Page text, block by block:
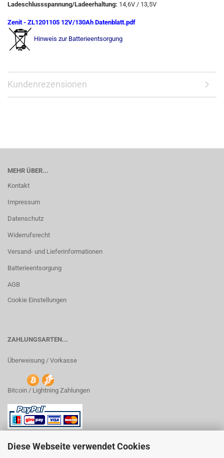
Diese Webseite verwendet Cookies
Ladeschlussspannung/Ladeerhaltung: 14,6V / 13,5V
Zenit - ZL1201105 12V/130Ah Datenblatt.pdf
Hinweis zur Batterieentsorgung
Kundenrezensionen
MEHR ÜBER...
Kontakt
Impressum
Datenschutz
Widerrufsrecht
Versand- und Lieferinformationen
Batterieentsorgung
AGB
Cookie Einstellungen
ZAHLUNGSARTEN...
Überweisung / Vorkasse
Bitcoin / Lightning Zahlungen